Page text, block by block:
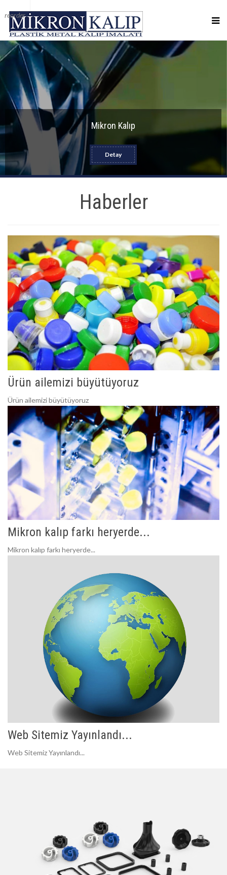
reorder
Mikron Kalıp
Detay
Haberler
Ürün ailemizi büyütüyoruz
Ürün ailemizi büyütüyoruz
Mikron kalıp farkı heryerde...
Mikron kalıp farkı heryerde...
Web Sitemiz Yayınlandı...
Web Sitemiz Yayınlandı...